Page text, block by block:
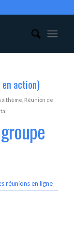
action)
à thème Réunion de
réunions en ligne